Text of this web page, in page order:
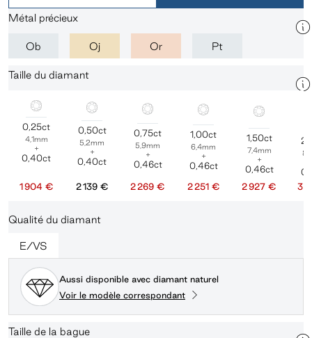
Métal précieux
Ob Oj Or Pt
Taille du diamant
0,25ct
4,1mm
+
0,40ct
1 904 €
0,50ct
5,2mm
+
0,40ct
2 139 €
0,75ct
5,9mm
+
0,46ct
2 269 €
1,00ct
6,4mm
+
0,46ct
2 251 €
1,50ct
7,4mm
+
0,46ct
2 927 €
3
Qualité du diamant
E/VS
Aussi disponible avec diamant naturel
Voir le modèle correspondant
Taille de la bague